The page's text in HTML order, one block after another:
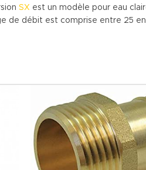
SX est un modèle pour eau
de débit est comprise entre 25